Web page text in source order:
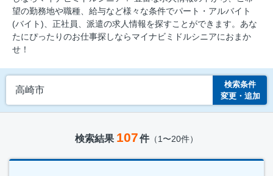
望の勤務地や職種、給与など様々な条件でパート・アルバイト
(バイト)、正社員、派遣の求人情報を探すことができます。あな
たにぴったりのお仕事探しならマイナビミドルシニアにおまか
せ！
高崎市
検索条件
変更・追加
検索結果 107件（1〜20件）